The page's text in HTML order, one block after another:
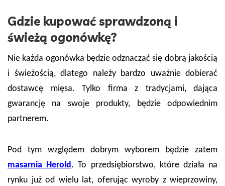
Gdzie kupować sprawdzoną i
świeżą ogonówkę?
Nie każda ogonówka będzie odznaczać się dobrą jakością
i świeżością, dlatego należy bardzo uważnie dobierać
dostawcę mięsa. Tylko firma z tradycjami, dająca
gwarancję na swoje produkty, będzie odpowiednim
partnerem.
Pod tym względem dobrym wyborem będzie zatem
masarnia Herold. To przedsiębiorstwo, które działa na
rynku już od wielu lat, oferując wyroby z wieprzowiny,